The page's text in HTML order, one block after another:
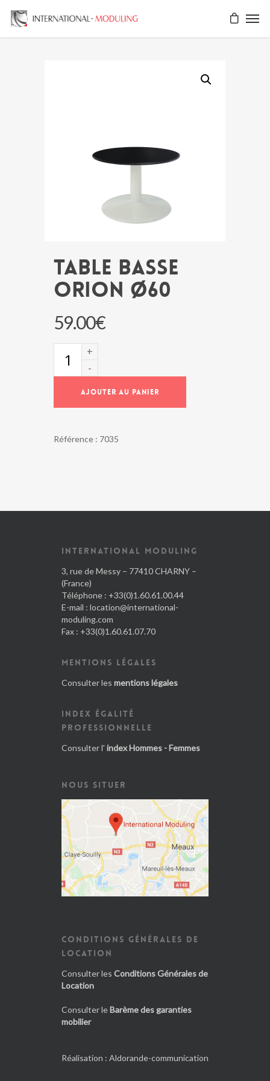
Table basse
ORION Ø60
59.00€
Ø60
AJOUTER AU PANIER
Référence : 7035
INTERNATIONAL MODULING
3, rue de Messy – 77410 CHARNY –
(France)
Téléphone : +33(0)1.60.61.00.44
E-mail : location@international-
moduling.com
Fax : +33(0)1.60.61.07.70
MENTIONS LÉGALES
Consulter les mentions légales
INDEX ÉGALITÉ
PROFESSIONNELLE
Consulter l' index Hommes - Femmes
NOUS SITUER
CONDITIONS GÉNÉRALES DE
LOCATION
Consulter les Conditions Générales de
Location
Consulter le Barème des garanties
mobilier
Réalisation : Aldorande-communication